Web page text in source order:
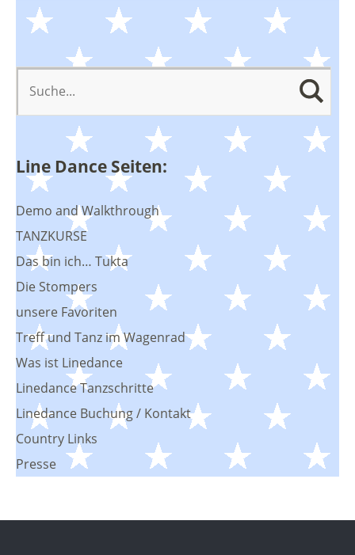
Line Dance Seiten:
Demo and Walkthrough
TANZKURSE
Das bin ich… Tukta
Die Stompers
unsere Favoriten
Treff und Tanz im Wagenrad
Was ist Linedance
Linedance Tanzschritte
Linedance Buchung / Kontakt
Country Links
Presse